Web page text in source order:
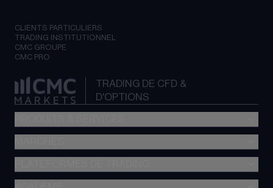
CLIENTS PARTICULIERS
TRADING INSTITUTIONNEL
CMC GROUPE
CMC PRO
TRADING DE CFD &
D'OPTIONS
Trading d’options